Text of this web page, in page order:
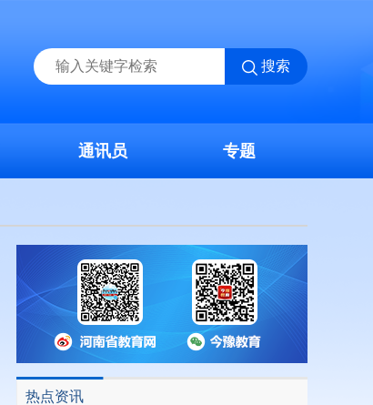
搜索
通讯员 专题
热点资讯